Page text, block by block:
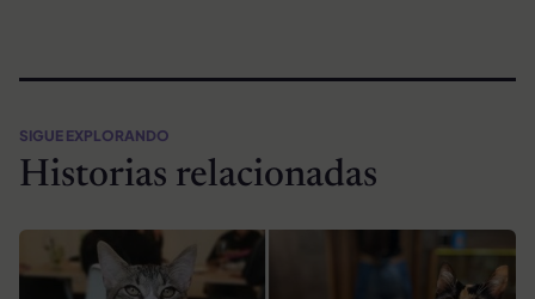
SIGUE EXPLORANDO
Historias relacionadas